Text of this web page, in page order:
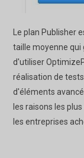
Le plan Publisher
taille moyenne qui
d'utiliser
réalisation de
d'éléments
les raisons les
les entreprises